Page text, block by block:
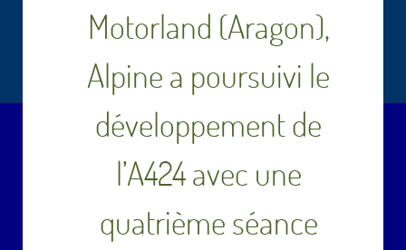
Motorland (Aragon),
Alpine a poursuivi le
développement de
l’A424 avec une
quatrième séance